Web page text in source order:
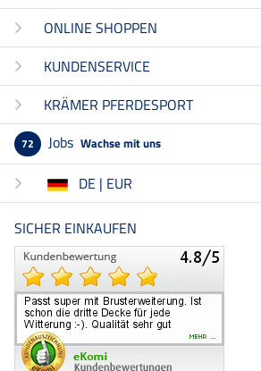
ONLINE SHOPPEN
KUNDENSERVICE
KRÄMER PFERDESPORT
72 Jobs Wachse mit uns
DE | EUR
SICHER EINKAUFEN